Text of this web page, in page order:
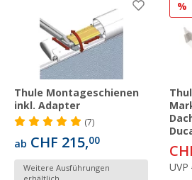
Thule Montageschienen
inkl. Adapter
(7)
ab CHF 215,00
Weitere Ausführungen
%
UVP